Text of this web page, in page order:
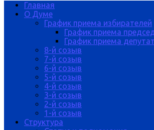
Главная
О Думе
График приема избирателей
График приема
График приема
8-й созыв
7-й созыв
6-й созыв
5-й созыв
4-й созыв
3-й созыв
2-й созыв
1-й созыв
Структура